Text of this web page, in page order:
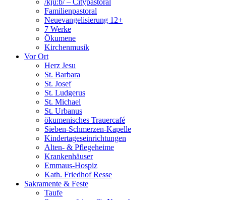
Familienpastoral
Neuevangelisierung 12+
7 Werke
Ökumene
Kirchenmusik
Vor Ort
Herz Jesu
St. Barbara
St. Josef
St. Ludgerus
St. Michael
St. Urbanus
ökumenisches Trauercafé
Sieben-Schmerzen-Kapelle
Kindertageseinrichtungen
Alten- & Pflegeheime
Krankenhäuser
Emmaus-Hospiz
Kath. Friedhof Resse
Sakramente & Feste
Taufe